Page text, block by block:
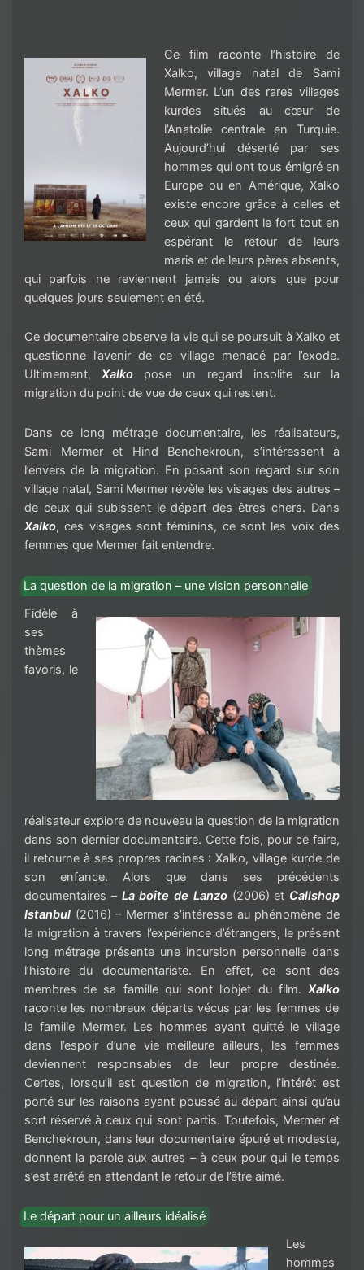
Ce film raconte l’histoire de
Xalko, village natal de Sami
Mermer. L’un des rares villages
kurdes situés au cœur de
l’Anatolie centrale en Turquie.
Aujourd’hui déserté par ses
hommes qui ont tous émigré en
Europe ou en Amérique, Xalko
existe encore grâce à celles et
ceux qui gardent le fort tout en
espérant le retour de leurs
maris et de leurs pères absents,
qui parfois ne reviennent jamais ou alors que pour
quelques jours seulement en été.
Ce documentaire observe la vie qui se poursuit à Xalko et
questionne l’avenir de ce village menacé par l’exode.
Ultimement,Xalko pose un regard insolite sur la
migration du point de vue de ceux qui restent.
Dans ce long métrage documentaire, les réalisateurs,
Sami Mermer et Hind Benchekroun, s’intéressent à
l’envers de la migration. En posant son regard sur son
village natal, Sami Mermer révèle les visages des autres –
de ceux qui subissent le départ des êtres chers. Dans
Xalko, ces visages sont féminins, ce sont les voix des
femmes que Mermer fait entendre.
La question de la migration – une vision personnelle
Fidèle à
ses
thèmes
favoris, le
réalisateur explore de nouveau la question de la migration
dans son dernier documentaire. Cette fois, pour ce faire,
il retourne à ses propres racines : Xalko, village kurde de
son enfance. Alors que dans ses précédents
documentaires – La boîte de Lanzo (2006) et Callshop
Istanbul (2016) – Mermer s’intéresse au phénomène de
la migration à travers l’expérience d’étrangers, le présent
long métrage présente une incursion personnelle dans
l’histoire du documentariste. En effet, ce sont des
membres de sa famille qui sont l’objet du film. Xalko
raconte les nombreux départs vécus par les femmes de
la famille Mermer. Les hommes ayant quitté le village
dans l’espoir d’une vie meilleure ailleurs, les femmes
deviennent responsables de leur propre destinée.
Certes, lorsqu’il est question de migration, l’intérêt est
porté sur les raisons ayant poussé au départ ainsi qu’au
sort réservé à ceux qui sont partis. Toutefois, Mermer et
Benchekroun, dans leur documentaire épuré et modeste,
donnent la parole aux autres – à ceux pour qui le temps
s’est arrêté en attendant le retour de l’être aimé.
Le départ pour un ailleurs idéalisé
Les
hommes